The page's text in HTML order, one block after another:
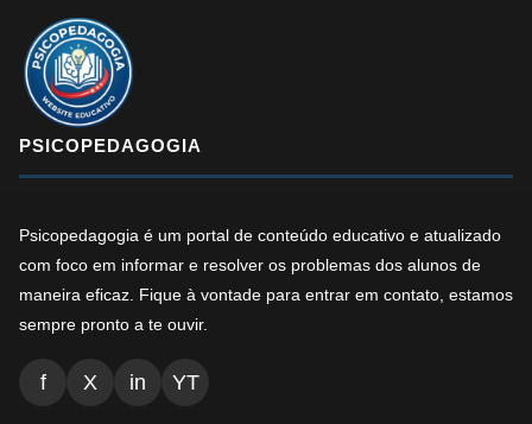
PSICOPEDAGOGIA
Psicopedagogia é um portal de conteúdo educativo e atualizado
com foco em informar e resolver os problemas dos alunos de
maneira eficaz. Fique à vontade para entrar em contato, estamos
sempre pronto a te ouvir.
f X in YT